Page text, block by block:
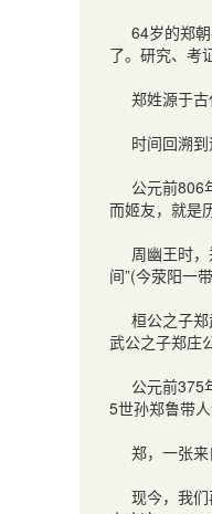
64岁的郑
了。研究、考
郑姓源于
时间回溯
公元前806
而姬友，就是
周幽王时
间”(今荥阳一带
桓公之子
武公之子郑庄
公元前375
5世孙郑鲁带
郑，一张
现今，我